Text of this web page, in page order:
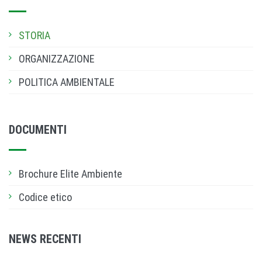
STORIA
ORGANIZZAZIONE
POLITICA AMBIENTALE
DOCUMENTI
Brochure Elite Ambiente
Codice etico
NEWS RECENTI